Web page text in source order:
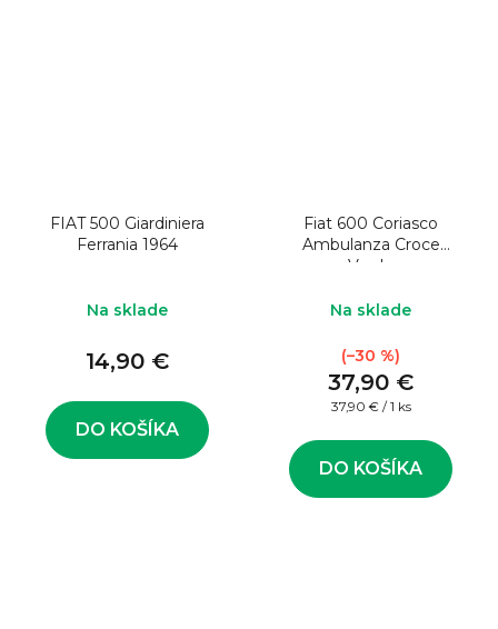
FIAT 500 Giardiniera
Ferrania 1964
Na sklade
14,90 €
DO KOŠÍKA
Fiat 600 Coriasco
Ambulanza Croce
Verde
Na sklade
37,90 €
(–30 %)
Jednotková
37,90 € / 1 ks
DO KOŠÍKA